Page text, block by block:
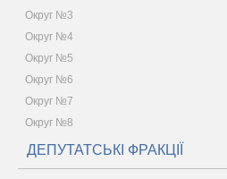
Округ №3
Округ №4
Округ №5
Округ №6
Округ №7
Округ №8
ДЕПУТАТСЬКІ ФРАКЦІЇ